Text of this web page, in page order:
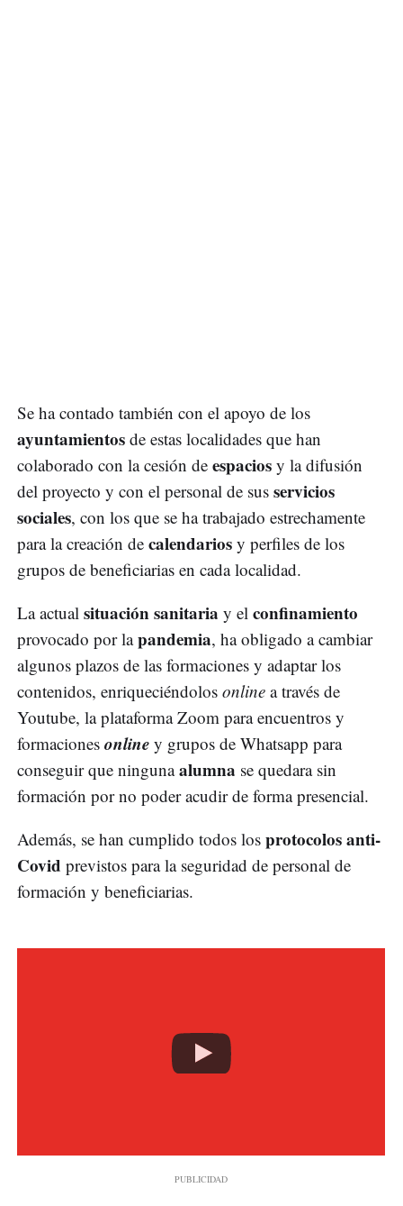
Se ha contado también con el apoyo de los
ayuntamientos de estas localidades que han
colaborado con la cesión de espacios y la difusión
del proyecto y con el personal de sus servicios
sociales, con los que se ha trabajado estrechamente
para la creación de calendarios y perfiles de los
grupos de beneficiarias en cada localidad.
La actual situación sanitaria y el confinamiento
provocado por lapandemia, ha obligado a cambiar
algunos plazos de las formaciones y adaptar los
contenidos, enriqueciéndolos online a través de
Youtube, la plataforma Zoom para encuentros y
formaciones online y grupos de Whatsapp para
conseguir que ningunaalumna se quedara sin
formación por no poder acudir de forma presencial.
Además, se han cumplido todos los protocolos anti-
Covid previstos para la seguridad de personal de
formación y beneficiarias.